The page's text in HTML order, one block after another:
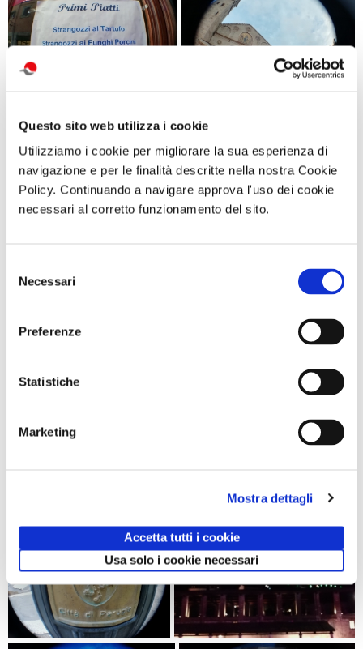
Questo sito web utilizza i cookie
Utilizziamo i cookie per migliorare la sua esperienza di
navigazione e per le finalità descritte nella nostra Cookie
Policy. Continuando a navigare approva l'uso dei cookie
necessari al corretto funzionamento del sito.
delNecessari
Preferenze
Statistiche
Marketing
Mostra dettagli
Accetta tutti i cookie
Usa solo i cookie necessari